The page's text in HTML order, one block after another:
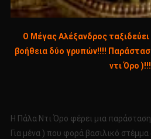
Ο Μέγας Αλέξανδρος
βοήθεια δύο γρυπών!!!!
ντι Όρο
Η Πάλα Ντι Όρο φέρει μια
Για μένα ) που φορά βασιλικό